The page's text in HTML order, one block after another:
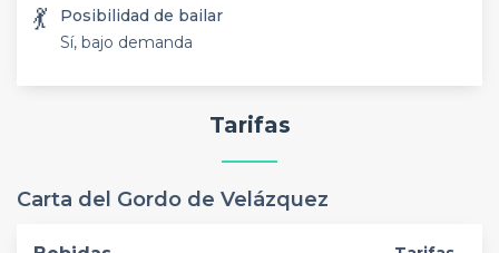
💃
Posibilidad de bailar
Sí, bajo demanda
Tarifas
Carta del Gordo de Velázquez